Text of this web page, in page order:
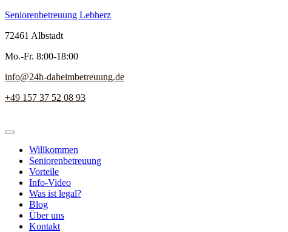
Seniorenbetreuung Lebherz
72461 Albstadt
Mo.-Fr. 8:00-18:00
info@24h-daheimbetreuung.de
+49 157 37 52 08 93
Willkommen
Seniorenbetreuung
Vorteile
Info-Video
Was ist legal?
Blog
Über uns
Kontakt